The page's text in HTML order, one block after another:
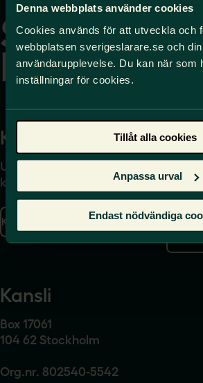
Denna webbplats använder cookies
Cookies används för att utveckla och
webbplatsen sverigeslarare.se och din
användarupplevelse. Du kan när som
inställningar för cookies.
Tillåt alla cookies
Anpassa urval
Endast nödvändiga
startsidan
Kontakta
Uppgifter om hur du
kontaktar oss finns här.
Kontakta oss
Press
på
se
Kansli
Box 17061
104 62 Stockholm
Org.nr. 802540-5542